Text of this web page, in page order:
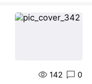
142 0